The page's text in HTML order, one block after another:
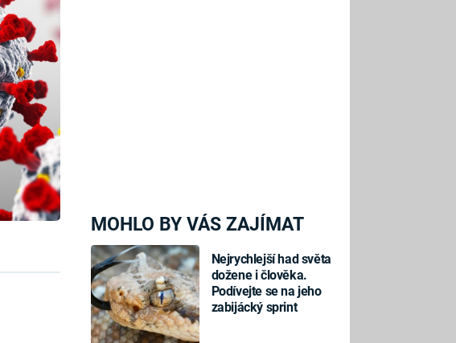
MOHLO BY VÁS ZAJÍMAT
Nejrychlejší had světa
dožene i člověka.
Podívejte se na jeho
zabijácký sprint